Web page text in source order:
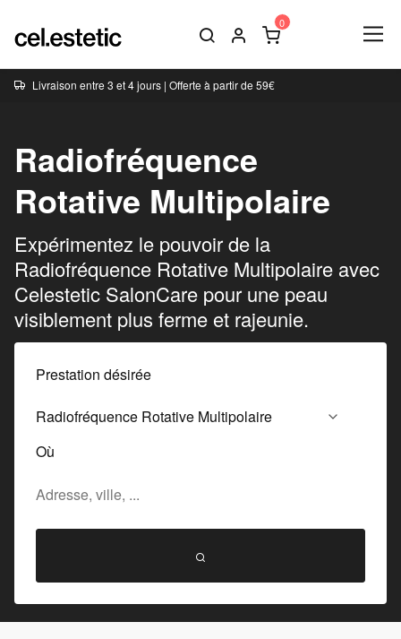
Livraison entre 3 et 4 jours | Offerte à partir de 59€
Radiofréquence
Rotative Multipolaire
Expérimentez le pouvoir de la
Radiofréquence Rotative Multipolaire avec
Celestetic SalonCare pour une peau
visiblement plus ferme et rajeunie.
Prestation désirée
Où